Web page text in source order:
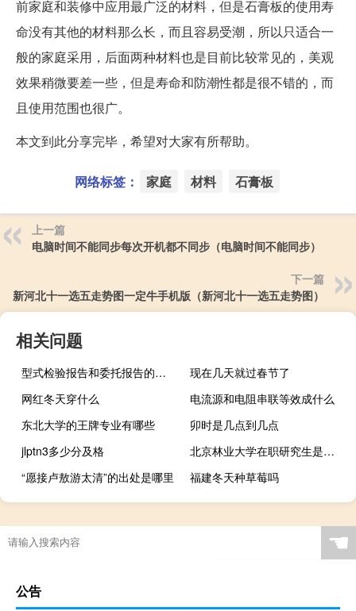
前家庭和装修中应用最广泛的材料，但是石膏板的使用寿
命没有其他的材料那么长，而且容易受潮，所以只适合一
般的家庭采用，后面两种材料也是目前比较常见的，美观
效果稍微要差一些，但是寿命和防潮性都是很不错的，而
且使用范围也很广。
本文到此分享完毕，希望对大家有所帮助。
网络标签： 家庭 材料 石膏板
上一篇
电脑时间不能同步每次开机都不同步（电脑时间不能同步）
下一篇
新河北十一选五走势图一定牛手机版（新河北十一选五走势图）
相关问题
型式检验报告和委托报告的区别
现在几天就过春节了
网红冬天穿什么
电流源和电阻串联等效成什么
东北大学的王牌专业有哪些
卯时是几点到几点
jlptn3多少分及格
北京林业大学在职研究生是否需要参加考试
“愿接卢敖游太清”的出处是哪里
福建冬天种草莓吗
☚
公告